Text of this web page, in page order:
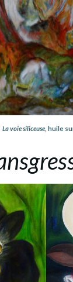
La voie siliceuse, huile